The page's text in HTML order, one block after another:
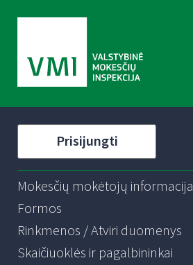
Prisijungti
Mokesčių mokėtojų informacija
Formos
Rinkmenos / Atviri duomenys
Skaičiuoklės ir pagalbininkai